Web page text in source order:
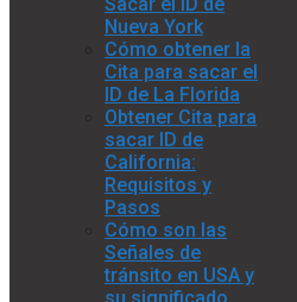
Nueva York
Cómo obtener la
Cita para sacar el
ID de La Florida
Obtener Cita para
sacar ID de
California:
Requisitos y
Pasos
Cómo son las
Señales de
tránsito en USA y